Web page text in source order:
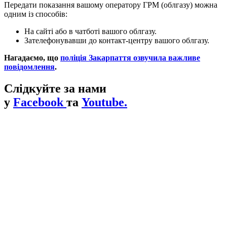
Передати показання вашому оператору ГРМ (облгазу) можна
одним із способів:
На сайті або в чатботі вашого облгазу.
Зателефонувавши до контакт-центру вашого облгазу.
Нагадаємо, що поліція Закарпаття озвучила важливе
повідомлення.
Слідкуйте за нами
у Facebook та Youtube.